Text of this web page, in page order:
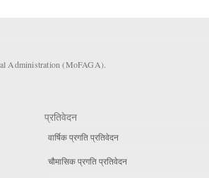
Administration (MoFAGA).
प्रतिवेदन
वार्षिक प्रगति प्रतिवेदन
चौमासिक प्रगति प्रतिवेदन